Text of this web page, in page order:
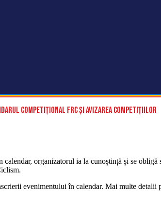
Competițional FRC și avizarea competițiilor
organizatorul ia la cunoștință și se obligă
evenimentului în calendar. Mai multe detalii